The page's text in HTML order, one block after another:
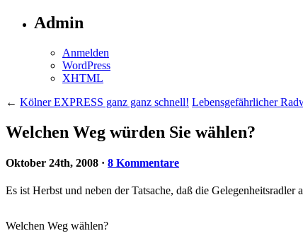
Admin
Anmelden
WordPress
XHTML
← Kölner EXPRESS ganz ganz schnell! Lebensgefährlicher
Welchen Weg würden Sie wählen?
Oktober 24th, 2008 · 8 Kommentare
Es ist Herbst und neben der Tatsache, daß die
Welchen Weg wählen?